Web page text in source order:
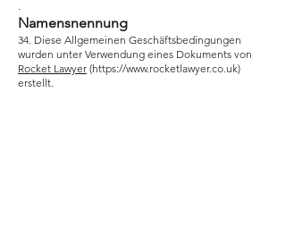
Namensnennung
34. Diese Allgemeinen Geschäftsbedingungen
wurden unter Verwendung eines Dokuments von
Rocket Lawyer (https://www.rocketlawyer.co.uk)
erstellt.